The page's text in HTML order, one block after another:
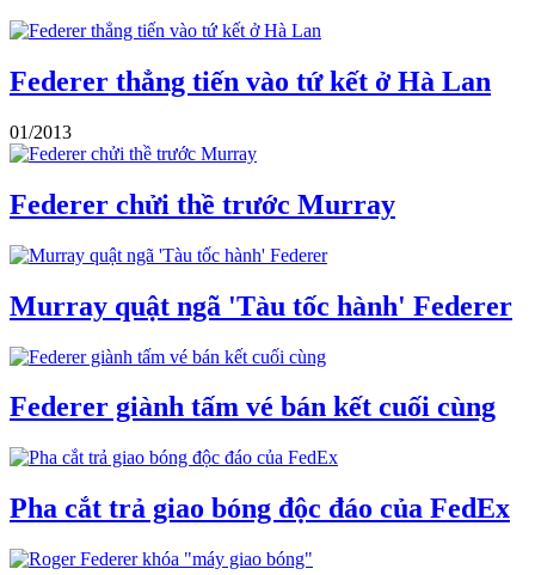
Federer thẳng tiến vào tứ kết ở Hà Lan
01/2013
Federer chửi thề trước Murray
Murray quật ngã 'Tàu tốc hành' Federer
Federer giành tấm vé bán kết cuối cùng
Pha cắt trả giao bóng độc đáo của FedEx